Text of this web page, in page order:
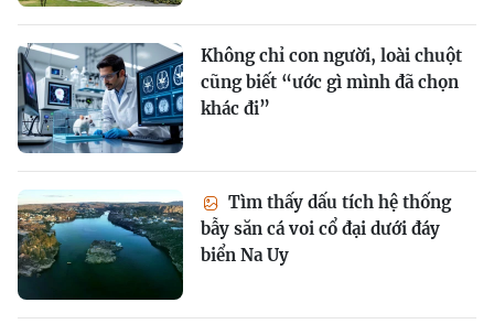
Không chỉ con người, loài chuột
cũng biết “ước gì mình đã chọn
khác đi”
Tìm thấy dấu tích hệ thống
bẫy săn cá voi cổ đại dưới đáy
biển Na Uy